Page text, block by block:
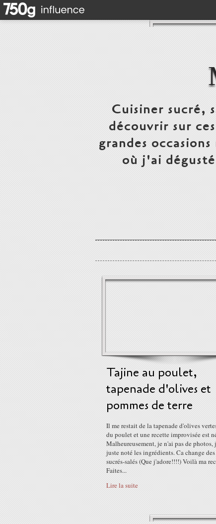
Cuisiner sucré,
découvrir sur
grandes
où j'ai
Tajine au poulet,
tapenade d'olives et
pommes de terre
Il me restait de la tapenade d'olives
du poulet et une recette improvisée est
Malheureusement, je n'ai pas de photos,
juste noté les ingrédients. Ca change
sucrés-salés (Que j'adore!!!!) Voilà ma
Faites...
Lire la suite